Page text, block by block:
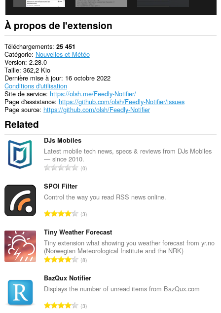
notifications
and
display
them
to
you
in
the
system
tray.
Cette
extension
peut
accéder
vos
onglets
et
activités
navigation.
À propos de l'extension
Téléchargements 25 451
Catégorie Nouvelles et Météo
Version 2.28.0
Taille 362,2 Kio
Dernière mise à jour 16 octobre 2022
Conditions d'utilisation
Site de service https://olsh.me/Feedly-Notifier/
Page d'assistance https://github.com/olsh/Feedly-Notifier/issues
Page source https://github.com/olsh/Feedly-Notifier
Related
DJs Mobiles
Latest mobile tech news, specs & reviews from DJs Mobiles
— since 2010.
N
b
e
a
x
i
m
a
'
0
SPOI Filter
Control the way you read RSS news online.
N
m
b
r
e
a
x
i
3
Tiny Weather Forecast
Tiny extension what showing you weather forecast from yr.no
(Norwegian Meteorological Institute and the NRK)
N
m
b
e
8
BazQux Notifier
Displays the number of unread items from BazQux.com
N3